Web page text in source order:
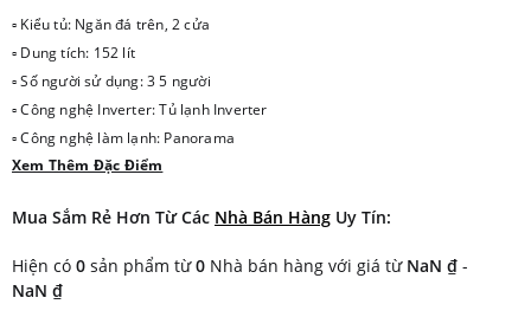
▫ Kiểu tủ: Ngăn đá trên, 2 cửa
▫ Dung tích: 152 lít
▫ Số người sử dụng: 3 5 người
▫ Công nghệ Inverter: Tủ lạnh Inverter
▫ Công nghệ làm lạnh: Panorama
▫ Công nghệ kháng khuẩn khử mùi: Công nghệ kháng khuẩn Ag Clean với
▫ Công nghệ bảo quản thực phẩm: Ngăn rau quả giữ ẩm Fresh Safe
▫ Năm ra mắt: 2017
Xem Thêm Đặc Điểm
Mua Sắm Rẻ Hơn Từ Các Nhà Bán Hàng Uy Tín:
Hiện có 0 sản phẩm từ0 Nhà bán hàng với giá từ NaN ₫ -
NaN ₫